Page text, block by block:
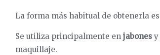
La forma más habitual de obtenerla
Se utiliza principalmente en jabonesy
maquillaje.